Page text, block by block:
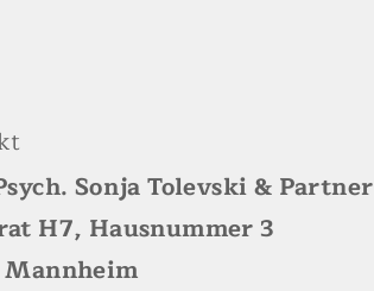
Sonja Tolevski & Partner
H7, Hausnummer 3
Mannheim